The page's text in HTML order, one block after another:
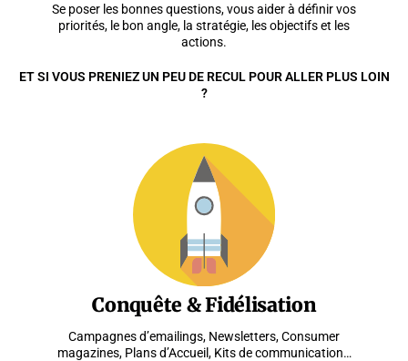
Se poser les bonnes questions, vous aider à définir vos
priorités, le bon angle, la stratégie, les objectifs et les
actions.
ET SI VOUS PRENIEZ UN PEU DE RECUL POUR ALLER PLUS LOIN
?
Conquête & Fidélisation
Campagnes d’emailings, Newsletters, Consumer
magazines, Plans d’Accueil, Kits de communication…